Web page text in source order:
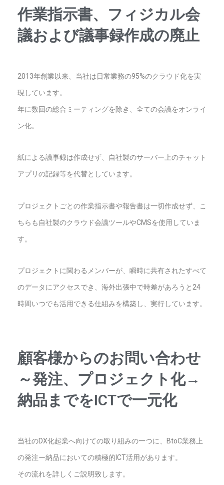
作業指示書、フィジカル会
議および議事録作成の廃止
2013年創業以来、当社は日常業務の95%のクラウド化を実
現しています。
年に数回の総合ミーティングを除き、全ての会議をオンライ
ン化。
紙による議事録は作成せず、自社製のサーバー上のチャット
アプリの記録等を代替としています。
プロジェクトごとの作業指示書や報告書は一切作成せず、こ
ちらも自社製のクラウド会議ツールやCMSを使用していま
す。
プロジェクトに関わるメンバーが、瞬時に共有されたすべて
のデータにアクセスでき、海外出張中で時差があろうと24
時間いつでも活用できる仕組みを構築し、実行しています。
顧客様からのお問い合わせ
～発注、プロジェクト化→
納品までをICTで一元化
当社のDX化起業へ向けての取り組みの一つに、BtoC業務上
の発注ー納品においての積極的ICT活用があります。
その流れを詳しくご説明致します。